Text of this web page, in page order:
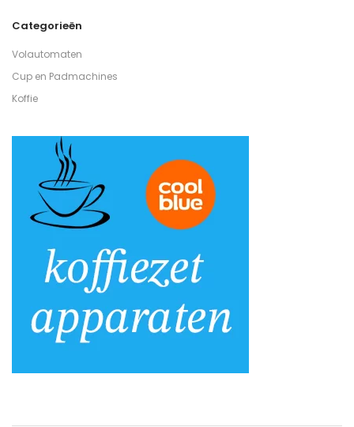
Categorieën
Volautomaten
Cup en Padmachines
Koffie